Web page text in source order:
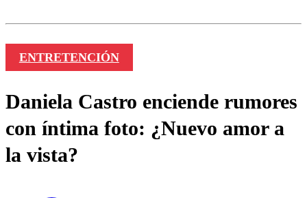
ENTRETENCIÓN
Daniela Castro enciende rumores
con íntima foto: ¿Nuevo amor a
la vista?